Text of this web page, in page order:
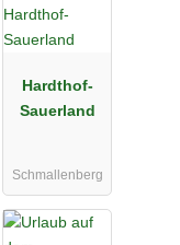
Hardthof-
Sauerland
Schmallenberg